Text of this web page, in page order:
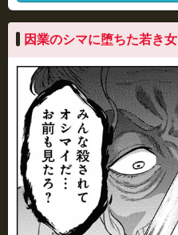
因業のシマに堕ちた若き女